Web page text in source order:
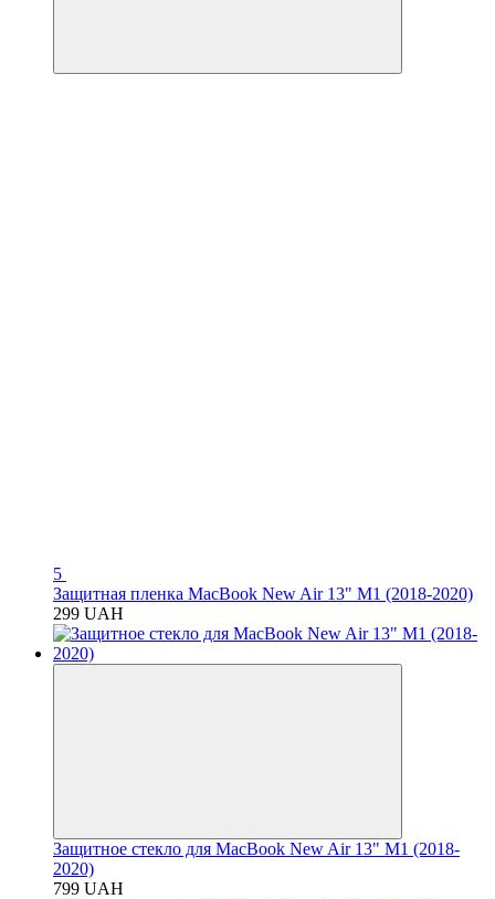
5
Защитная пленка MacBook New Air 13" M1 (2018-2020)
299 UAH
Защитное стекло для MacBook New Air 13" M1 (2018-
2020)
799 UAH